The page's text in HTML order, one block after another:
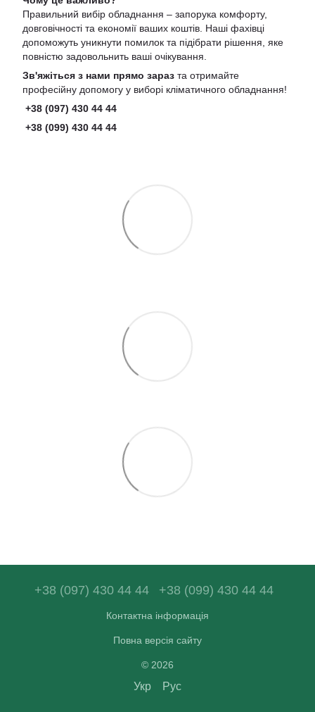
Правильний вибір обладнання – запорука комфорту,
довговічності та економії ваших коштів. Наші фахівці
допоможуть уникнути помилок та підібрати рішення, яке
повністю задовольнить ваші очікування.
Зв'яжіться з нами прямо зараз та отримайте
професійну допомогу у виборі кліматичного обладнання!
+38 (097) 430 44 44
+38 (099) 430 44 44
+38 (097) 430 44 44 +38 (099) 430 44 44
Контактна інформація
Повна версія сайту
© 2026
Укр Рус